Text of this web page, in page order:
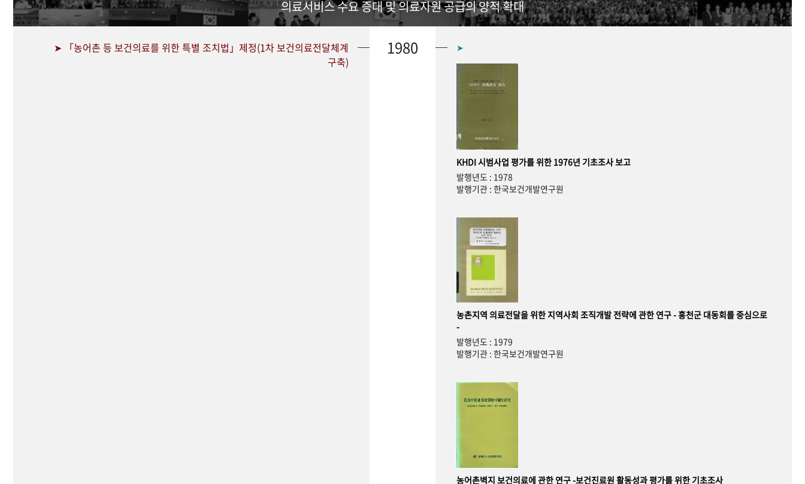
의료서비스 수요 증대 및 의료자원 공급의 양적 확대
➤ 「농어촌 등 보건의료를 위한 특별 조치법」제정(1차 보건의료전달체계
구축)
1980 ➤
KHDI 시범사업 평가를 위한 1976년 기초조사 보고
발행년도 : 1978
발행기관 : 한국보건개발연구원
농촌지역 의료전달을 위한 지역사회 조직개발 전략에 관한 연구 - 홍천군 대동회를 중심으로
-
발행년도 : 1979
발행기관 : 한국보건개발연구원
농어촌벽지 보건의료에 관한 연구 -보건진료원 활동성과 평가를 위한 기초조사